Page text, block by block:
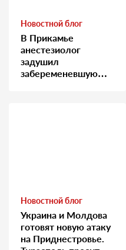
Новостной блог
В Прикамье
анестезиолог
задушил
забеременевшую
Новостной блог
Украина и Молдова
готовят новую атаку
на Приднестровье.